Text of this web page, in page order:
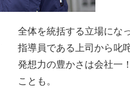
全体を統括する立場にな
指導員である上司から叱
発想力の豊かさは会社一
ことも。